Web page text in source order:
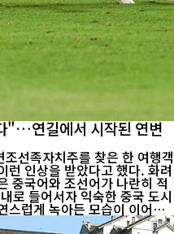
"…연길에서 시작된 연변
선족자치주를 찾은 한 여행객
런 인상을 받았다고 했다. 화려
중국어와 조선어가 나란히 적
로 들어서자 익숙한 중국 도시
스럽게 녹아든 모습이 이어졌